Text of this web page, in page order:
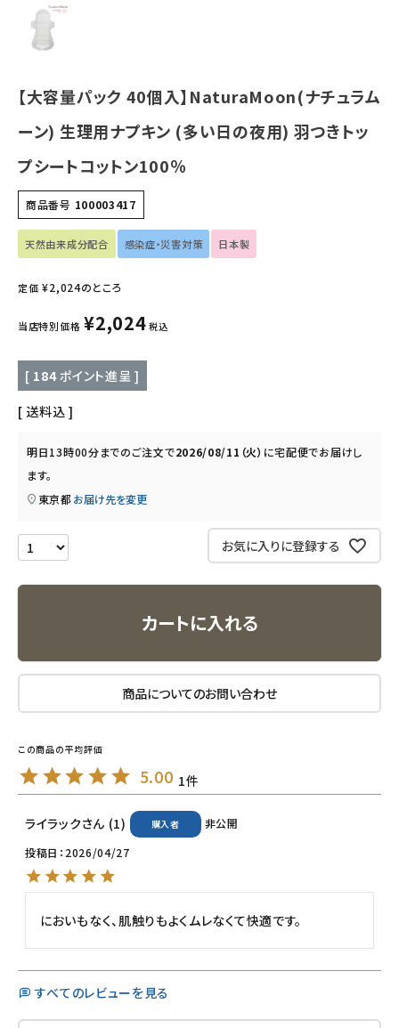
衛生用品
フェムケア
インナー・下着・ナイトウェア
キッズ・ベビー・マタニティ
キッチン用品
定期購入
ナチュラムーン
アルマウィン
アルモニベルツ
コラム・スタッフのおすすめ
アカウント情報
ようこそ ゲスト 様
ログイン person 会員登録
【大容量パック 40個入】NaturaMoon(ナチュラム
ーン) 生理用ナプキン (多い日の夜用) 羽つきトッ
プシートコットン100％
商品番号 100003417
天然由来成分配合 感染症・災害対策 日本製
定価 ¥2,024のところ
当店特別価格 ¥2,024 税込
[ 184ポイント進呈 ]
送料込
明日13時00分までのご注文で2026/08/11（火） に宅配便でお届けし
ます。
東京都 お届け先を変更
お気に入りに登録する
カートに入れる
商品についてのお問い合わせ
5.00 1
ライラック 1 購入者
非公開
投稿日
2026/04/27
においもなく、肌触りもよくムレなくて快適です。
すべてのレビューを見る